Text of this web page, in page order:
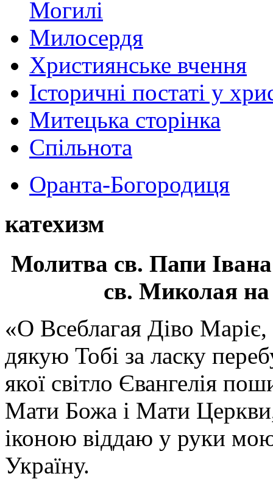
Могилі
Милосердя
Християнське вчення
Історичні постаті у
Митецька сторінка
Спільнота
Оранта-Богородиця
катехизм
Молитва св. Папи
св. Миколая на
«О Всеблагая Діво
дякую Тобі за ласку
якої світло Євангелія
Мати Божа і Мати
іконою віддаю у руки
Україну.